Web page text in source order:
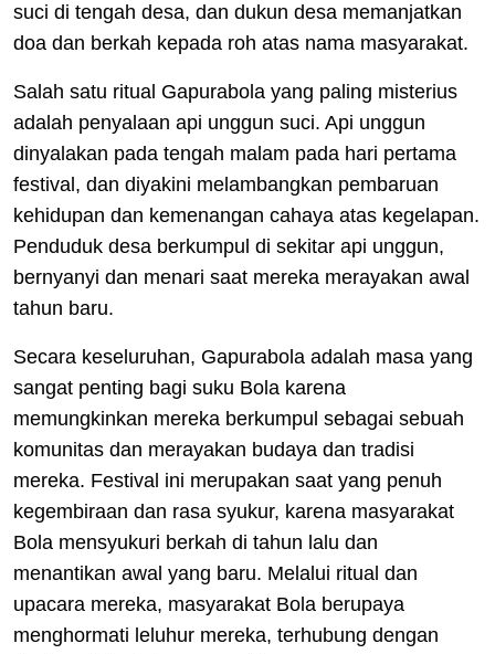
suci di tengah desa, dan dukun desa memanjatkan
doa dan berkah kepada roh atas nama masyarakat.
Salah satu ritual Gapurabola yang paling misterius
adalah penyalaan api unggun suci. Api unggun
dinyalakan pada tengah malam pada hari pertama
festival, dan diyakini melambangkan pembaruan
kehidupan dan kemenangan cahaya atas kegelapan.
Penduduk desa berkumpul di sekitar api unggun,
bernyanyi dan menari saat mereka merayakan awal
tahun baru.
Secara keseluruhan, Gapurabola adalah masa yang
sangat penting bagi suku Bola karena
memungkinkan mereka berkumpul sebagai sebuah
komunitas dan merayakan budaya dan tradisi
mereka. Festival ini merupakan saat yang penuh
kegembiraan dan rasa syukur, karena masyarakat
Bola mensyukuri berkah di tahun lalu dan
menantikan awal yang baru. Melalui ritual dan
upacara mereka, masyarakat Bola berupaya
menghormati leluhur mereka, terhubung dengan